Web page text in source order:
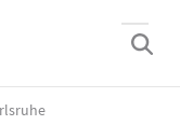
- Karlsruhe